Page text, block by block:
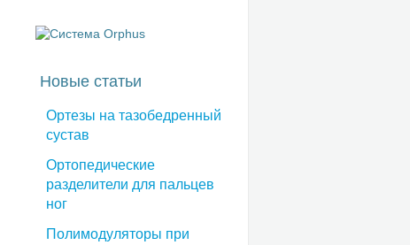
Новые статьи
Ортезы на тазобедренный
сустав
Ортопедические
разделители для пальцев
ног
Полимодуляторы при